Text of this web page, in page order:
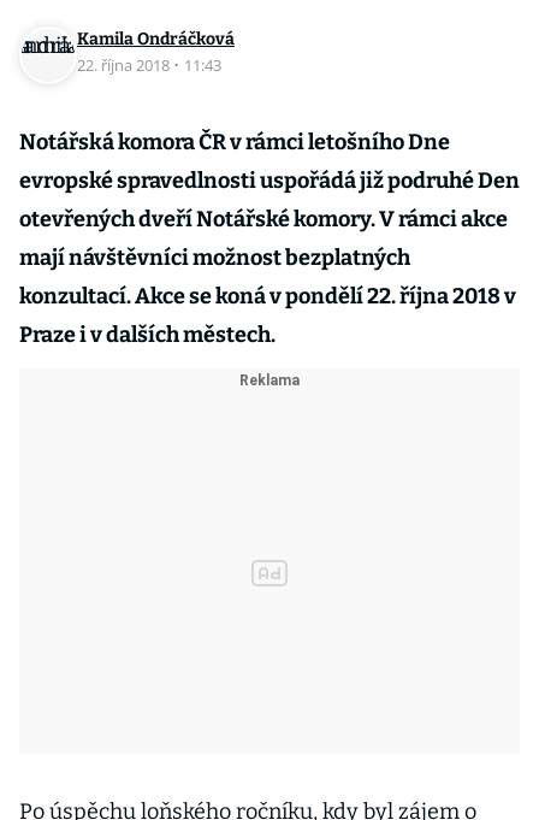
Kamila Ondráčková
22. října 2018 · 11:43
Notářská komora ČR v rámci letošního Dne
evropské spravedlnosti uspořádá již podruhé Den
otevřených dveří Notářské komory. V rámci akce
mají návštěvníci možnost bezplatných
konzultací. Akce se koná v pondělí 22. října 2018 v
Praze i v dalších městech.
Po úspěchu loňského ročníku, kdy byl zájem o